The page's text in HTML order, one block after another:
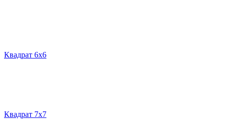
Квадрат 6х6
Квадрат 7х7